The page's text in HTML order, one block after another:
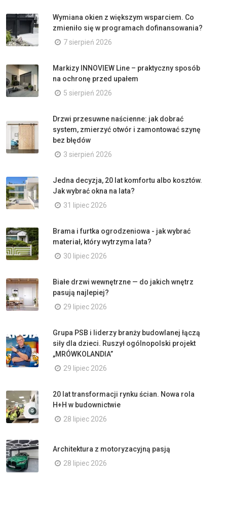
Wymiana okien z większym wsparciem. Co
zmieniło się w programach dofinansowania?
7 sierpień 2026
Markizy INNOVIEW Line – praktyczny sposób
na ochronę przed upałem
5 sierpień 2026
Drzwi przesuwne naścienne: jak dobrać
system, zmierzyć otwór i zamontować szynę
bez błędów
3 sierpień 2026
Jedna decyzja, 20 lat komfortu albo kosztów.
Jak wybrać okna na lata?
31 lipiec 2026
Brama i furtka ogrodzeniowa - jak wybrać
materiał, który wytrzyma lata?
30 lipiec 2026
Białe drzwi wewnętrzne — do jakich wnętrz
pasują najlepiej?
29 lipiec 2026
Grupa PSB i liderzy branży budowlanej łączą
siły dla dzieci. Ruszył ogólnopolski projekt
„MRÓWKOLANDIA”
29 lipiec 2026
20 lat transformacji rynku ścian. Nowa rola
H+H w budownictwie
28 lipiec 2026
Architektura z motoryzacyjną pasją
28 lipiec 2026